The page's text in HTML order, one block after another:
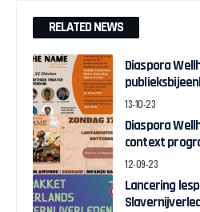
RELATED NEWS
Diaspora
name’ over de
13-10-23
Diaspora
context
name’ over
culturele en
12-09-23
Lancering